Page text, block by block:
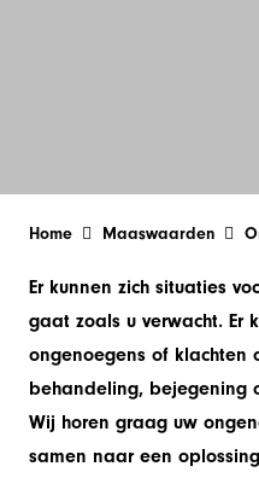
Home Maaswaarden
Er kunnen zich situaties
gaat zoals u verwacht. Er
ongenoegens of klachten
behandeling, bejegening
Wij horen graag uw
samen naar een